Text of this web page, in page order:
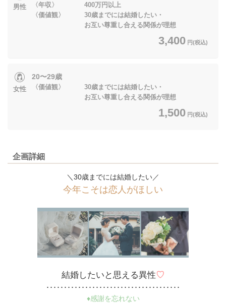
男性
〈年収〉 400万円以上
〈価値観〉 30歳までには結婚したい・
お互い尊重し合える関係が理想
3,400 円(税込)
女性
20〜29歳
〈価値観〉 30歳までには結婚したい・
お互い尊重し合える関係が理想
1,500 円(税込)
企画詳細
＼30歳までには結婚したい／
今年こそは恋人がほしい
結婚したいと思える異性♡
･･････････････････････････････････････
♦感謝を忘れない